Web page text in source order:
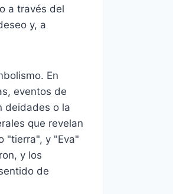
a través del
y, a
En
eventos de
deidades o la
que revelan
"tierra", y "Eva"
y los
de